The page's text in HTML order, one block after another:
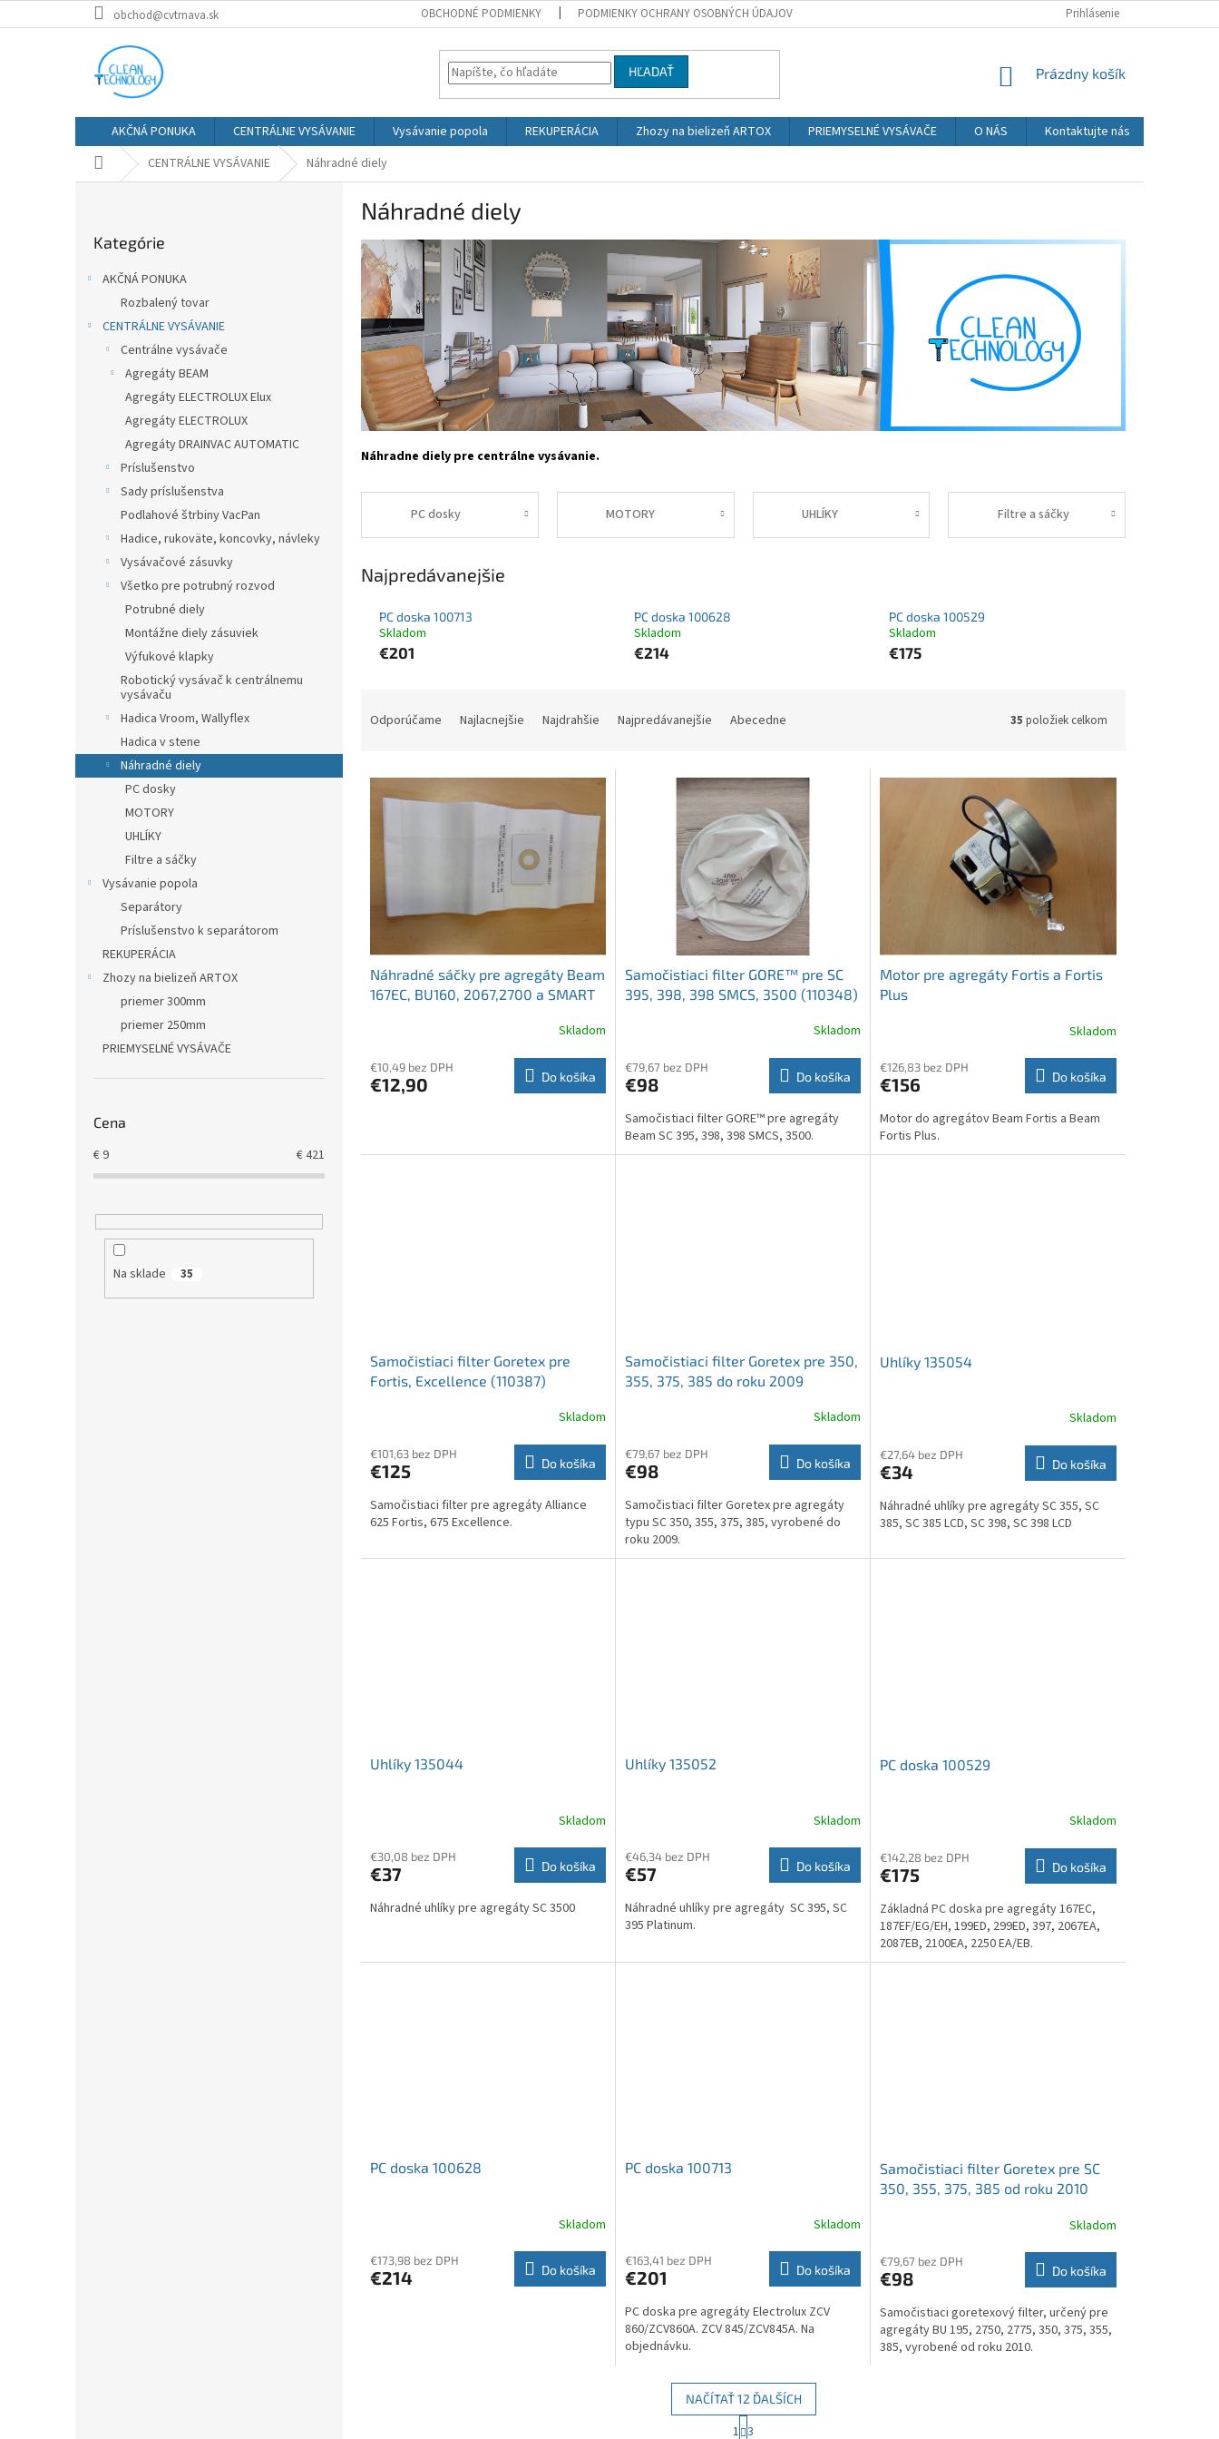
na
obchod@cvtrnava.sk OBCHODNÉ PODMIENKY PODMIENKY OCHRANY OSOBNÝCH ÚDAJOV Prihlásenie
HĽADAŤ
NÁKUPNÝ
Prázdny košík
AKČNÁ PONUKA CENTRÁLNE VYSÁVANIE Vysávanie popola REKUPERÁCIA Zhozy na bielizeň ARTOX PRIEMYSELNÉ VYSÁVAČE O NÁS
Kontaktujte nás
Domov CENTRÁLNE VYSÁVANIE Náhradné diely
kategórie
Kategórie
AKČNÁ PONUKA
Rozbalený tovar
CENTRÁLNE VYSÁVANIE
Centrálne vysávače
Agregáty BEAM
Agregáty ELECTROLUX Elux
Agregáty ELECTROLUX
Agregáty DRAINVAC AUTOMATIC
Príslušenstvo
Sady príslušenstva
Podlahové štrbiny VacPan
Hadice, rukoväte, koncovky, návleky
Vysávačové zásuvky
Všetko pre potrubný rozvod
Potrubné diely
Montážne diely zásuviek
Výfukové klapky
Robotický vysávač k centrálnemu
vysávaču
Hadica Vroom, Wallyflex
Hadica v stene
Náhradné diely
PC dosky
MOTORY
UHLÍKY
Filtre a sáčky
Vysávanie popola
Separátory
Príslušenstvo k separátorom
REKUPERÁCIA
Zhozy na bielizeň ARTOX
priemer 300mm
priemer 250mm
PRIEMYSELNÉ VYSÁVAČE
Cena
€9 €421
Na sklade 35
Náhradné diely
Náhradne diely pre centrálne vysávanie.
PC dosky MOTORY UHLÍKY Filtre a sáčky
Najpredávanejšie
PC doska 100713
Skladom
€201
PC doska 100628
Skladom
€214
PC doska 100529
Skladom
€175
n
Odporúčame Najlacnejšie Najdrahšie Najpredávanejšie Abecedne 35 položiek celkom
V
Náhradné sáčky pre agregáty Beam
167EC, BU160, 2067,2700 a SMART
Skladom
€10,49 bez DPH
€12,90 Do košíka
Samočistiaci filter GORE™ pre SC
395, 398, 398 SMCS, 3500 (110348)
Skladom
€79,67 bez DPH
€98 Do košíka
Samočistiaci filter GORE™ pre agregáty
Beam SC 395, 398, 398 SMCS, 3500.
Motor pre agregáty Fortis a Fortis
Plus
Skladom
€126,83 bez DPH
€156 Do košíka
Motor do agregátov Beam Fortis a Beam
Fortis Plus.
Samočistiaci filter Goretex pre
Fortis, Excellence (110387)
Skladom
€101,63 bez DPH
€125 Do košíka
Samočistiaci filter pre agregáty Alliance
625 Fortis, 675 Excellence.
Samočistiaci filter Goretex pre 350,
355, 375, 385 do roku 2009
Skladom
€79,67 bez DPH
€98 Do košíka
Samočistiaci filter Goretex pre agregáty
typu SC 350, 355, 375, 385, vyrobené do
roku 2009.
Uhlíky 135054
Skladom
€27,64 bez DPH
€34 Do košíka
Náhradné uhlíky pre agregáty SC 355, SC
385, SC 385 LCD, SC 398, SC 398 LCD
Uhlíky 135044
Skladom
€30,08 bez DPH
€37 Do košíka
Náhradné uhlíky pre agregáty SC 3500
Uhlíky 135052
Skladom
€46,34 bez DPH
€57 Do košíka
Náhradné uhlíky pre agregáty SC 395, SC
395 Platinum.
PC doska 100529
Skladom
€142,28 bez DPH
€175 Do košíka
Základná PC doska pre agregáty 167EC,
187EF/EG/EH, 199ED, 299ED, 397, 2067EA,
2087EB, 2100EA, 2250 EA/EB.
PC doska 100628
Skladom
€173,98 bez DPH
€214 Do košíka
PC doska 100713
Skladom
€163,41 bez DPH
€201 Do košíka
PC doska pre agregáty Electrolux ZCV
860/ZCV860A. ZCV 845/ZCV845A. Na
objednávku.
Samočistiaci filter Goretex pre SC
350, 355, 375, 385 od roku 2010
Skladom
€79,67 bez DPH
€98 Do košíka
Samočistiaci goretexový filter, určený pre
agregáty BU 195, 2750, 2775, 350, 375, 355,
385, vyrobené od roku 2010.
NAČÍTAŤ 12 ĎALŠÍCH
1 3